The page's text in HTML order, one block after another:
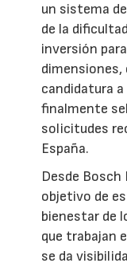
un sistema
de la
inversión
candidatura
finalmente
solicitudes
España.
Desde
objetivo de
bienestar de
que trabajan
se da